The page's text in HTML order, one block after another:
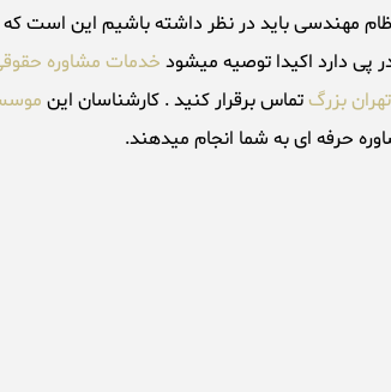
باید در نظر داشته باشیم این است که
پی دارد اکیدا توصیه میشود خدمات مشاوره
بزرگتماس برقرار کنید . کارشناسان این
حرفه ای به شما انجام میدهند.